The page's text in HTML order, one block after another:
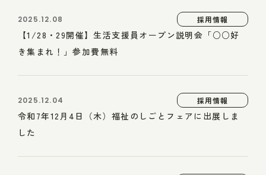
2025.12.08 採用情報
【1/28・29開催】生活支援員オープン説明会「○○好
き集まれ！」参加費無料
2025.12.04 採用情報
令和7年12月4日（木）福祉のしごとフェアに出展しま
した